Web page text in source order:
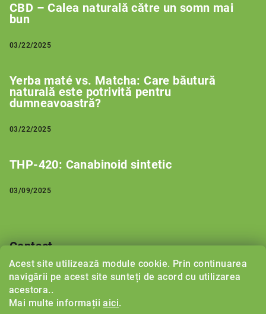
Acest site utilizează module cookie. Prin continuarea
navigării pe acest site sunteți de acord cu utilizarea
acestora..
Mai multe informațiiaici.
CBD – Calea naturală către un somn mai
bun
03/22/2025
Yerba maté vs. Matcha: Care băutură
naturală este potrivită pentru
dumneavoastră?
03/22/2025
THP-420: Canabinoid sintetic
03/09/2025
Contact
support@ herbalboost.ro